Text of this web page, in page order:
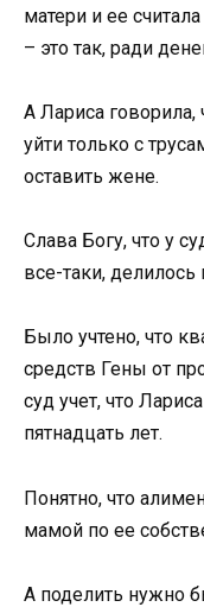
матери и ее
– это так, ради
А Лариса
уйти только с
оставить жене.
Слава Богу, что у
все-таки, делилось
Было учтено, что
средств Гены от
суд учет, что
пятнадцать лет.
Понятно, что
мамой по ее
А поделить нужно